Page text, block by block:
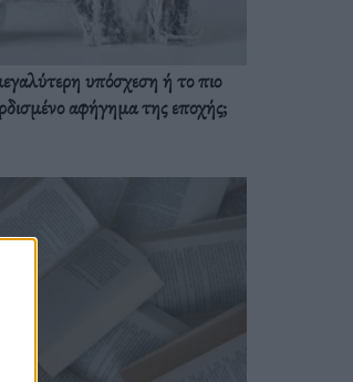
υπόσχεση ή το πιο
αφήγημα της εποχής;